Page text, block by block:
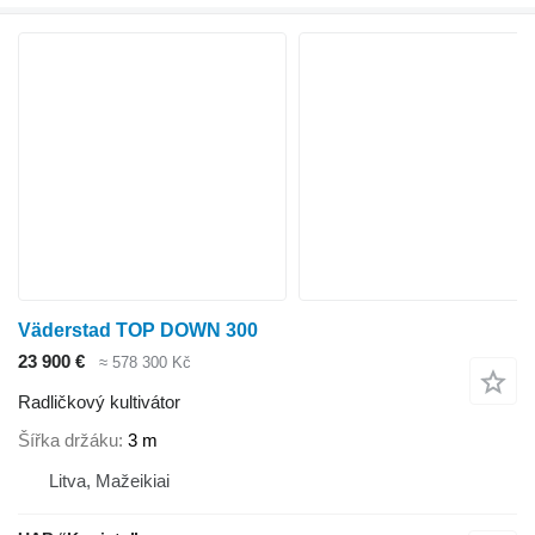
Väderstad TOP DOWN 300
23 900 €
≈ 578 300 Kč
Radličkový kultivátor
Šířka držáku 3 m
Litva, Mažeikiai